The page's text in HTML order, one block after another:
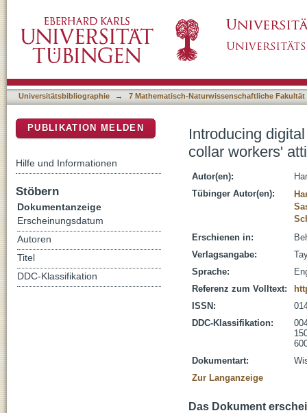
towards new robotic tools
Universitätsbibliographie → 7 Mathematisch-Naturwissenschaftliche Fakultät
Introducing
collar workers'
Autor(en):
Tübinger Autor(en):
Erschienen in:
Verlagsangabe:
Sprache:
Referenz zum Volltext:
ISSN:
DDC-Klassifikation:
Dokumentart:
Zur Langanzeige
Das Dokument
PUBLIKATION MELDEN
Hilfe und Informationen
Stöbern
Dokumentanzeige
Erscheinungsdatum
Autoren
Titel
DDC-Klassifikation